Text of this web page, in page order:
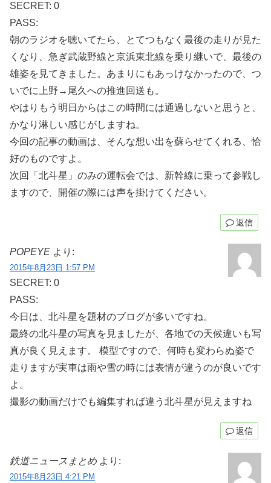
SECRET: 0
PASS:
朝のラジオを聴いてたら、とてつもなく最後の走りが見た
くなり、急ぎ武蔵野線と京浜東北線を乗り継いで、最後の
雄姿を見てきました。あまりにもあっけなかったので、つ
いでに上野→尾久への推進回送も。
やはりもう明日からはこの時間には通過しないと思うと、
かなり淋しい感じがしますね。
今回の記事の動画は、そんな想い出を蘇らせてくれる、恰
好のものですよ。
次回「北斗星」のみの運転会では、新幹線に乗って参戦し
ますので、開催の際には声を掛けてください。
返信
POPEYE より:
2015年8月23日 1:57 PM
SECRET: 0
PASS:
今日は、北斗星を題材のブログが多いですね。
最終の北斗星の写真を見ましたが、各地での天候違いも写
真が良く見えます。 模型ですので、何時も変わらぬ姿で
走りますが実車は雨や雪の時には表情が違うのが良いです
よ。
撮影の動画だけでも編集すれば違う北斗星が見えますね
返信
鉄道ニュースまとめ より:
2015年8月23日 4:21 PM